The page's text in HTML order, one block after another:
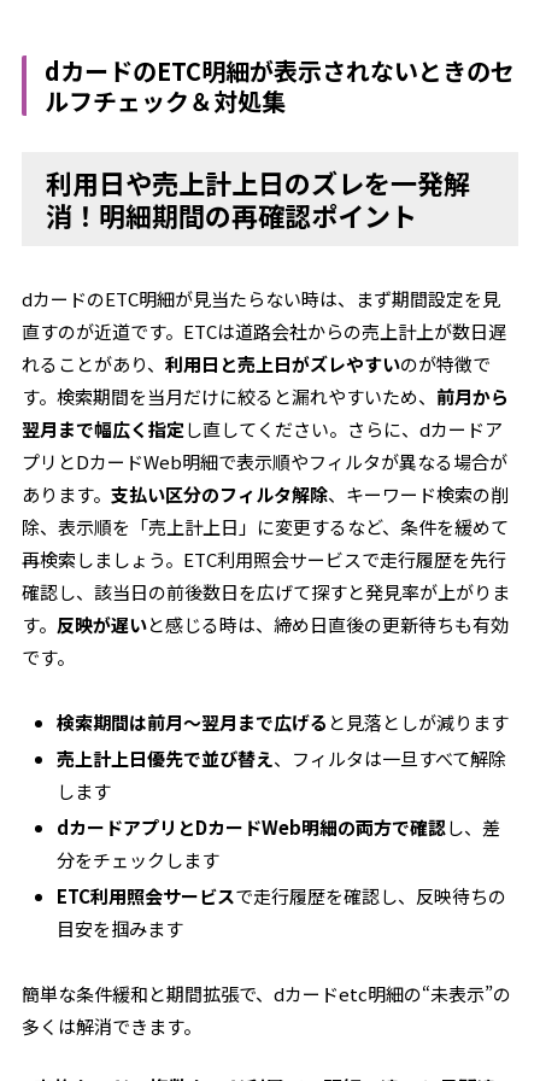
dカードのETC明細が表示されないときのセ
ルフチェック＆対処集
利用日や売上計上日のズレを一発解
消！明細期間の再確認ポイント
dカードのETC明細が見当たらない時は、まず期間設定を見
直すのが近道です。ETCは道路会社からの売上計上が数日遅
れることがあり、利用日と売上日がズレやすいのが特徴で
す。検索期間を当月だけに絞ると漏れやすいため、 前月から
翌月まで幅広く指定し直してください。さらに、dカードア
プリとDカードWeb明細で表示順やフィルタが異なる場合が
あります。支払い区分のフィルタ解除、キーワード検索の削
除、表示順を「売上計上日」に変更するなど、条件を緩めて
再検索しましょう。ETC利用照会サービスで走行履歴を先行
確認し、該当日の前後数日を広げて探すと発見率が上がりま
す。 反映が遅いと感じる時は、締め日直後の更新待ちも有効
です。
検索期間は前月〜翌月まで広げる と見落としが減ります
売上計上日優先で並び替え、フィルタは一旦すべて解除
します
dカードアプリとDカードWeb明細の両方で確認し、差
分をチェックします
ETC利用照会サービスで走行履歴を確認し、反映待ちの
目安を掴みます
簡単な条件緩和と期間拡張で、dカードetc明細の“未表示”の
多くは解消できます。